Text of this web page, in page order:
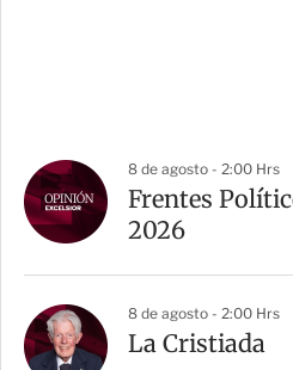
8 de agosto - 2:00 Hrs
Frentes
2026
8 de agosto - 2:00 Hrs
La Cristiada